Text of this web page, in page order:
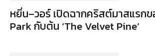
หยิ่น–วอร์ เปิดฉากคริสต์มาสแรก
Park กับต้น ‘The Velvet Pine’